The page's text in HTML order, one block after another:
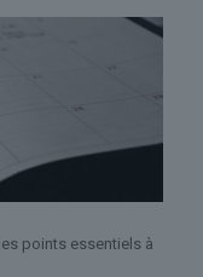
points essentiels à